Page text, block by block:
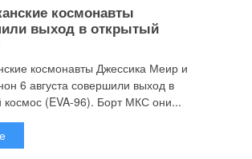
космонавты
выход в открытый
космонавты Джессика Меир и
6 августа совершили выход в
космос (EVA-96). Борт МКС они...